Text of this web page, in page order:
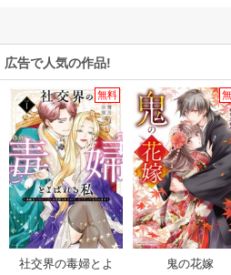
広告で人気の作品!
無料
社交界の毒婦とよ
鬼の花嫁